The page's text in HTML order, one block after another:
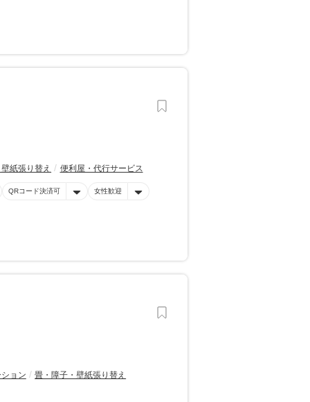
紙張り替え 便利屋・代行サービス
QRコード決済可 女性歓迎
ョン 畳・障子・壁紙張り替え